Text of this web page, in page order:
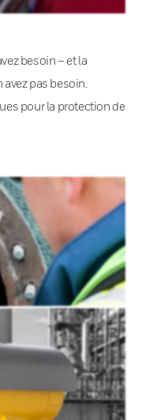
besoin – et la
pas besoin.
pour la protection de